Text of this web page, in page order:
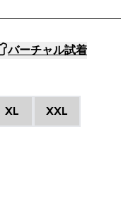
バーチャル試着
XL XXL